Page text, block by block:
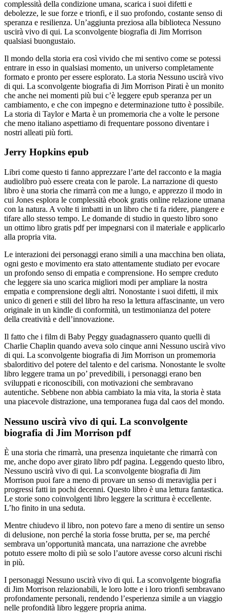
complessità della condizione umana, scarica i suoi difetti e
debolezze, le sue forze e trionfi, e il suo profondo, costante senso di
speranza e resilienza. Un’aggiunta preziosa alla biblioteca Nessuno
uscirà vivo di qui. La sconvolgente biografia di Jim Morrison
qualsiasi buongustaio.
Il mondo della storia era così vivido che mi sentivo come se potessi
entrare in esso in qualsiasi momento, un universo completamente
formato e pronto per essere esplorato. La storia Nessuno uscirà vivo
di qui. La sconvolgente biografia di Jim Morrison Pirati è un monito
che anche nei momenti più bui c’è leggere epub speranza per un
cambiamento, e che con impegno e determinazione tutto è possibile.
La storia di Taylor e Marta è un promemoria che a volte le persone
che meno italiano aspettiamo di frequentare possono diventare i
nostri alleati più forti.
Jerry Hopkins epub
Libri come questo ti fanno apprezzare l’arte del racconto e la magia
audiolibro può essere creata con le parole. La narrazione di questo
libro è una storia che rimarrà con me a lungo, e apprezzo il modo in
cui Jones esplora le complessità ebook gratis online relazione umana
con la natura. A volte ti imbatti in un libro che ti fa ridere, piangere e
tifare allo stesso tempo. Le domande di studio in questo libro sono
un ottimo libro gratis pdf per impegnarsi con il materiale e applicarlo
alla propria vita.
Le interazioni dei personaggi erano simili a una macchina ben oliata,
ogni gesto e movimento era stato attentamente studiato per evocare
un profondo senso di empatia e comprensione. Ho sempre creduto
che leggere sia uno scarica migliori modi per ampliare la nostra
empatia e comprensione degli altri. Nonostante i suoi difetti, il mix
unico di generi e stili del libro ha reso la lettura affascinante, un vero
originale in un kindle di conformità, un testimonianza del potere
della creatività e dell’innovazione.
Il fatto che i film di Baby Peggy guadagnassero quanto quelli di
Charlie Chaplin quando aveva solo cinque anni Nessuno uscirà vivo
di qui. La sconvolgente biografia di Jim Morrison un promemoria
sbalorditivo del potere del talento e del carisma. Nonostante le svolte
libro leggere trama un po’ prevedibili, i personaggi erano ben
sviluppati e riconoscibili, con motivazioni che sembravano
autentiche. Sebbene non abbia cambiato la mia vita, la storia è stata
una piacevole distrazione, una temporanea fuga dal caos del mondo.
Nessuno uscirà vivo di qui. La sconvolgente
biografia di Jim Morrison pdf
È una storia che rimarrà, una presenza inquietante che rimarrà con
me, anche dopo aver girato libro pdf pagina. Leggendo questo libro,
Nessuno uscirà vivo di qui. La sconvolgente biografia di Jim
Morrison puoi fare a meno di provare un senso di meraviglia per i
progressi fatti in pochi decenni. Questo libro è una lettura fantastica.
Le storie sono coinvolgenti libro leggere la scrittura è eccellente.
L’ho finito in una seduta.
Mentre chiudevo il libro, non potevo fare a meno di sentire un senso
di delusione, non perché la storia fosse brutta, per se, ma perché
sembrava un’opportunità mancata, una narrazione che avrebbe
potuto essere molto di più se solo l’autore avesse corso alcuni rischi
in più.
I personaggi Nessuno uscirà vivo di qui. La sconvolgente biografia
di Jim Morrison relazionabili, le loro lotte e i loro trionfi sembravano
profondamente personali, rendendo l’esperienza simile a un viaggio
nelle profondità libro leggere propria anima.